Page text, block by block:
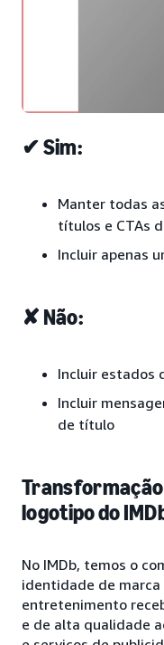
✔ Sim:
Manter todas
títulos e CTAs
Incluir apenas
✘ Não:
Incluir estados
Incluir
de título
logotipo do
No IMDb, temos o
identidade de
entretenimento
e de alta qualidade